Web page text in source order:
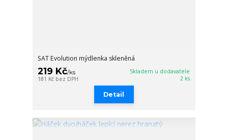
SAT Evolution mýdlenka skleněná
219 Kč/ks
181 Kč bez DPH
Skladem u dodavatele
2 ks
Detail